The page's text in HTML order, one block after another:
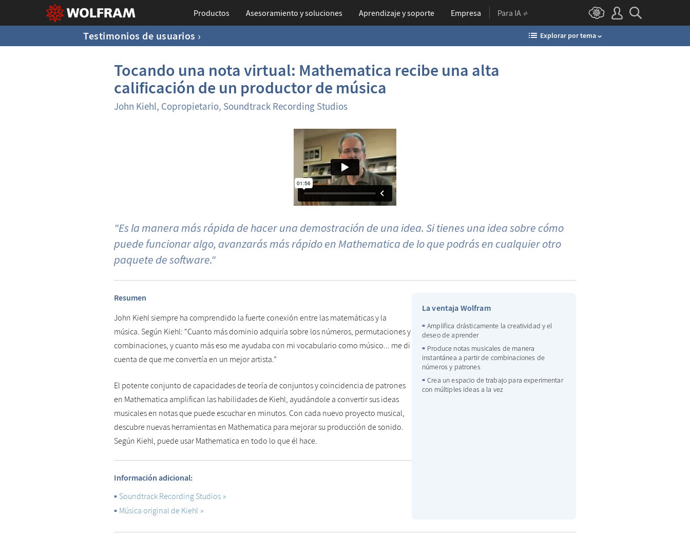
Productos Asesoramiento y soluciones Aprendizajey soporte Empresa Para IA
Testimonios de usuarios Explorar por tema
Tocando una nota virtual: Mathematica recibe una alta
calificación de un productor de música
John Kiehl, Copropietario, Soundtrack Recording Studios
"Es la manera más rápida de hacer una demostración de una idea. Si tienes una idea sobre cómo
puede funcionar algo, avanzarás más rápido en Mathematica de lo que podrás en cualquier otro
paquete de software."
Resumen
John Kiehl siempre ha comprendido la fuerte conexión entre las matemáticas y la
música. Según Kiehl: “Cuanto más dominio adquiría sobre los números, permutaciones y
combinaciones, y cuanto más eso me ayudaba con mi vocabulario como músico... me di
cuenta de que me convertía en un mejor artista.”
El potente conjunto de capacidades de teoría de conjuntos y coincidencia de patrones
en Mathematica amplifican las habilidades de Kiehl, ayudándole a convertir sus ideas
musicales en notas que puede escuchar en minutos. Con cada nuevo proyecto musical,
descubre nuevas herramientas en Mathematica para mejorar su producción de sonido.
Según Kiehl, puede usar Mathematica en todo lo que él hace.
Información adicional:
Soundtrack Recording Studios
Música original de Kiehl
La ventaja Wolfram
Amplifica drásticamente la creatividad y el
deseo de aprender
Produce notas musicales de manera
instantánea a partir de combinaciones de
números y patrones
Crea un espacio de trabajo para experimentar
con múltiples ideas a la vez